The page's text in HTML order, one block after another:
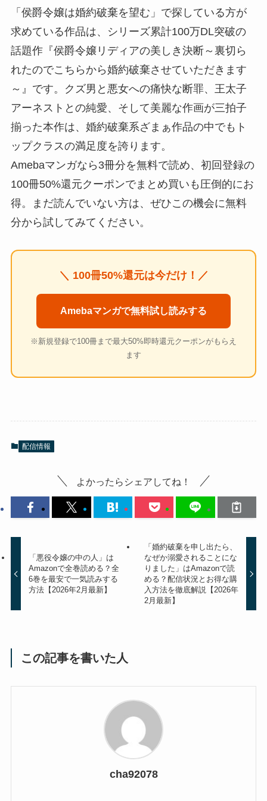
「侯爵令嬢は婚約破棄を望む」で探している方が
求めている作品は、シリーズ累計100万DL突破の
話題作『侯爵令嬢リディアの美しき決断～裏切ら
れたのでこちらから婚約破棄させていただきます
～』です。クズ男と悪女への痛快な断罪、王太子
アーネストとの純愛、そして美麗な作画が三拍子
揃った本作は、婚約破棄系ざまぁ作品の中でもト
ップクラスの満足度を誇ります。
Amebaマンガなら3冊分を無料で読め、初回登録の
100冊50%還元クーポンでまとめ買いも圧倒的にお
得。まだ読んでいない方は、ぜひこの機会に無料
分から試してみてください。
＼ 100冊50%還元は今だけ！／
Amebaマンガで無料試し読みする
※新規登録で100冊まで最大50%即時還元クーポンがもらえ
ます
配信情報
よかったらシェアしてね！
「悪役令嬢の中の人」は
Amazonで全巻読める？全
6巻を最安で一気読みする
方法【2026年2月最新】
「婚約破棄を申し出たら、
なぜか溺愛されることにな
りました」はAmazonで読
める？配信状況とお得な購
入方法を徹底解説【2026年
2月最新】
この記事を書いた人
cha92078